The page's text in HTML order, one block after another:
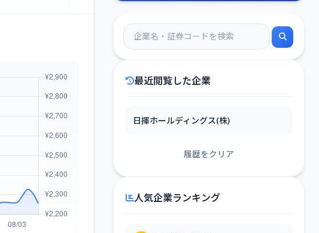
最近閲覧した企業
日揮ホールディングス(株)
履歴をクリア
人気企業ランキング